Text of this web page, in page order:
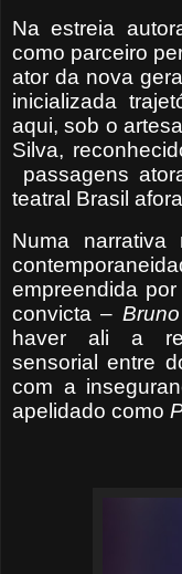
Na estreia
como parceiro
ator da nova
inicializada
aqui, sob o
Silva,
passagens
teatral Brasil
Numa
empreendida
convicta – Bruno
haver ali a
sensorial entre
com a
apelidado como